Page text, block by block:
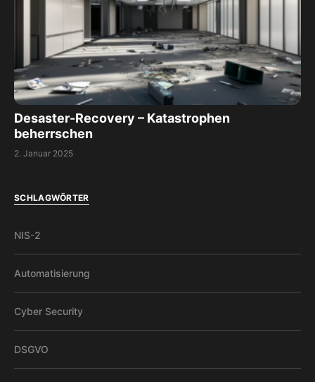
Desaster-Recovery – Katastrophen
beherrschen
2. Januar 2025
SCHLAGWÖRTER
NIS-2
Automatisierung
Cyber Security
DSGVO